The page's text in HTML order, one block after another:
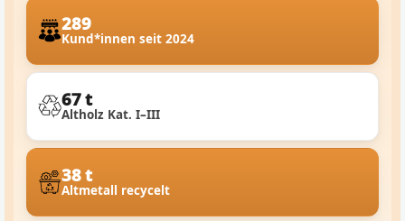
289
Kund*innen seit 2024
67 t
Altholz Kat. I–III
38 t
Altmetall recycelt